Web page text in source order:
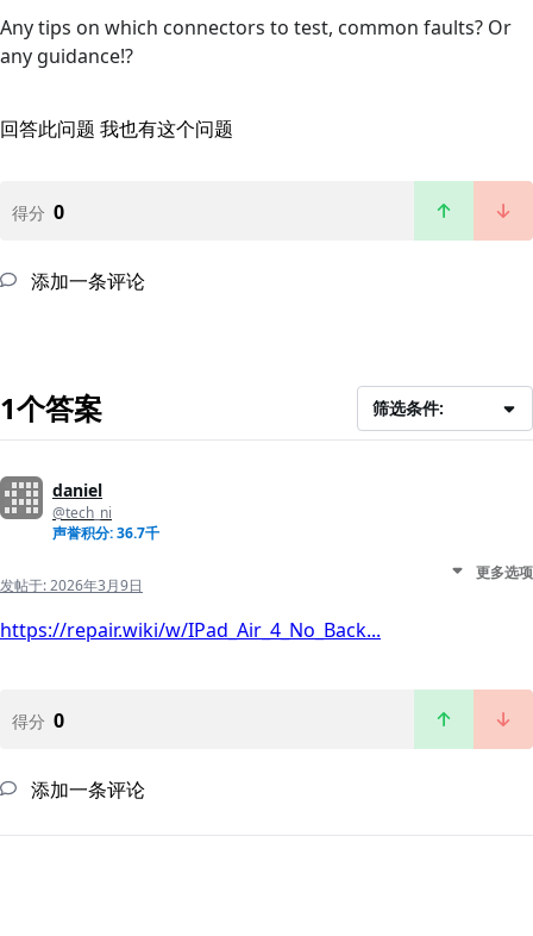
Any tips on which connectors to test, common faults? Or
any guidance!?
回答此问题 我也有这个问题
得分 0
添加一条评论
1个答案 筛选条件:
daniel
@tech_ni
声誉积分: 36.7千
发帖于:2026年3月9日
更多选项
https://repair.wiki/w/IPad_Air_4_No_Back...
得分 0
添加一条评论